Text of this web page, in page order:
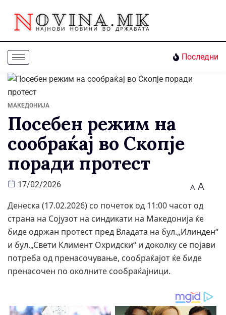
Последни
МАКЕДОНИЈА
Посебен режим на
сообраќај во Скопје
поради протест
17/02/2026 A A
Денеска (17.02.2026) со почеток од 11:00 часот од
страна на Сојузот на синдикати на Македонија ќе
биде одржан протест пред Владата на бул.„Илинден“
и бул.„Свети Климент Охридски“ и доколку се појави
потреба од пренасочување, сообраќајот ќе биде
пренасочен по околните сообраќајници.